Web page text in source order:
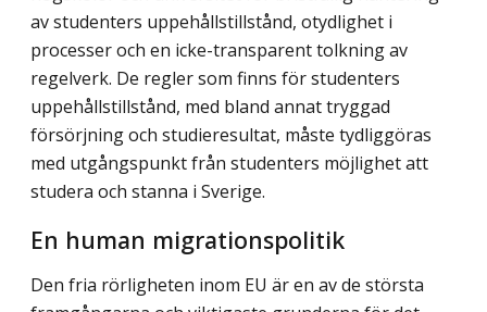
av studenters uppehållstillstånd, otydlighet i
processer och en icke-transparent tolkning av
regelverk. De regler som finns för studenters
uppehållstillstånd, med bland annat tryggad
försörjning och studieresultat, måste tydliggöras
med utgångs­punkt från studenters möjlighet att
studera och stanna i Sverige.
En human migrationspolitik
Den fria rörligheten inom EU är en av de största